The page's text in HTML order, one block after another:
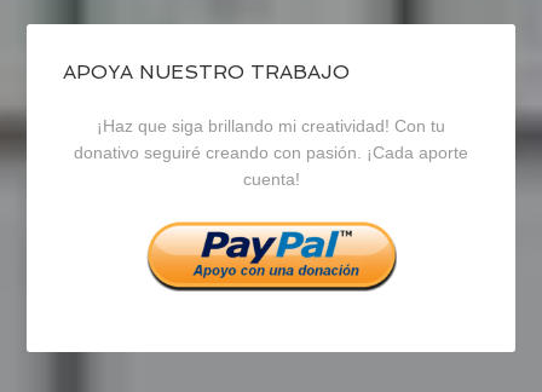
de
blogrecursosep
en
Facebook
de
recursosep
en
Twitter
de
recursosep
en
Instagram
APOYA NUESTRO TRABAJO
¡Haz que siga brillando mi creatividad! Con tu
donativo seguiré creando con pasión. ¡Cada aporte
cuenta!